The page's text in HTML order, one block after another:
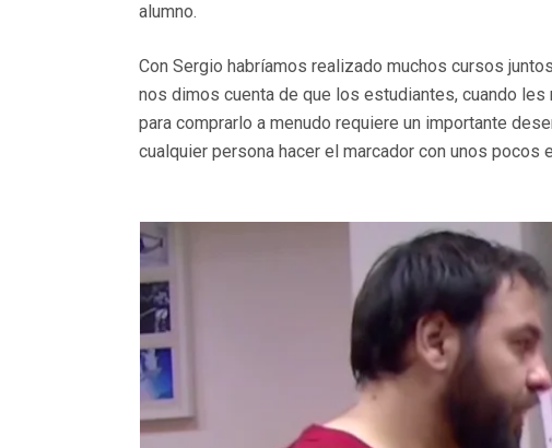
alumno.
Con Sergio habríamos realizado muchos cursos
nos dimos cuenta de que los estudiantes, cuando
para comprarlo a menudo requiere un importante
cualquier persona hacer el marcador con unos pocos